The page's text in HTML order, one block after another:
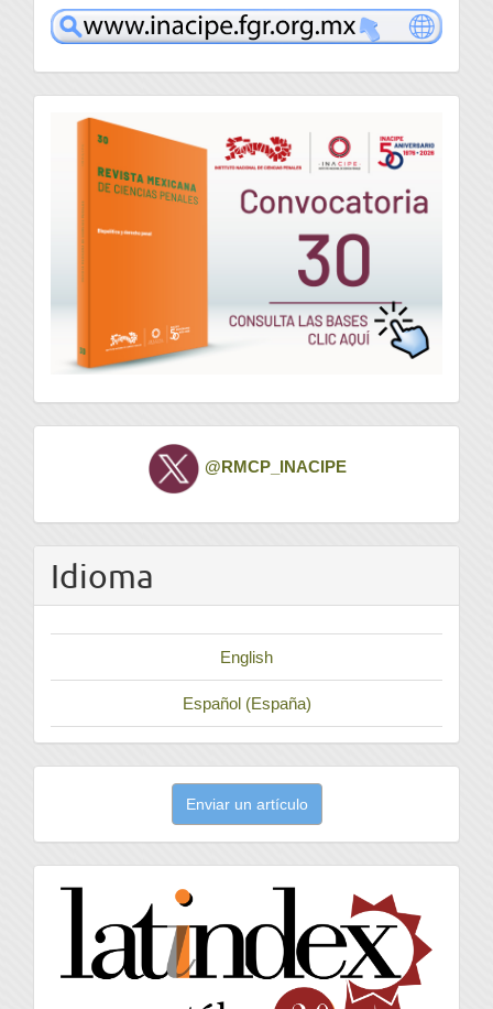
www
convocatoria
Twitter @RMCP_INACIPE
Idioma
English
Español (España)
artículo
Enviar un artículo
latindex